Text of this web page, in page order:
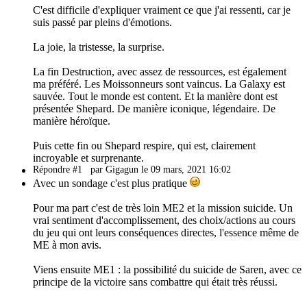
C'est difficile d'expliquer vraiment ce que j'ai ressenti, car je
suis passé par pleins d'émotions.
La joie, la tristesse, la surprise.
La fin Destruction, avec assez de ressources, est également
ma préféré. Les Moissonneurs sont vaincus. La Galaxy est
sauvée. Tout le monde est content. Et la manière dont est
présentée Shepard. De manière iconique, légendaire. De
manière héroïque.
Puis cette fin ou Shepard respire, qui est, clairement
incroyable et surprenante.
Répondre #1 par Gigagun le 09 mars, 2021 16:02
Avec un sondage c'est plus pratique
Pour ma part c'est de très loin ME2 et la mission suicide. Un
vrai sentiment d'accomplissement, des choix/actions au cours
du jeu qui ont leurs conséquences directes, l'essence même de
ME à mon avis.
Viens ensuite ME1 : la possibilité du suicide de Saren, avec ce
principe de la victoire sans combattre qui était très réussi.